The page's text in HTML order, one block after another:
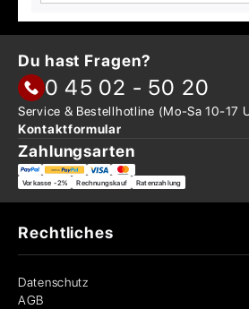
Du hast Fragen?
0 45 02 - 50 20
Service & Bestellhotline (Mo-Sa 10-17
Kontaktformular
Zahlungsarten
Vorkasse -2% Rechnungskauf Ratenzahlung
Rechtliches
Datenschutz
AGB